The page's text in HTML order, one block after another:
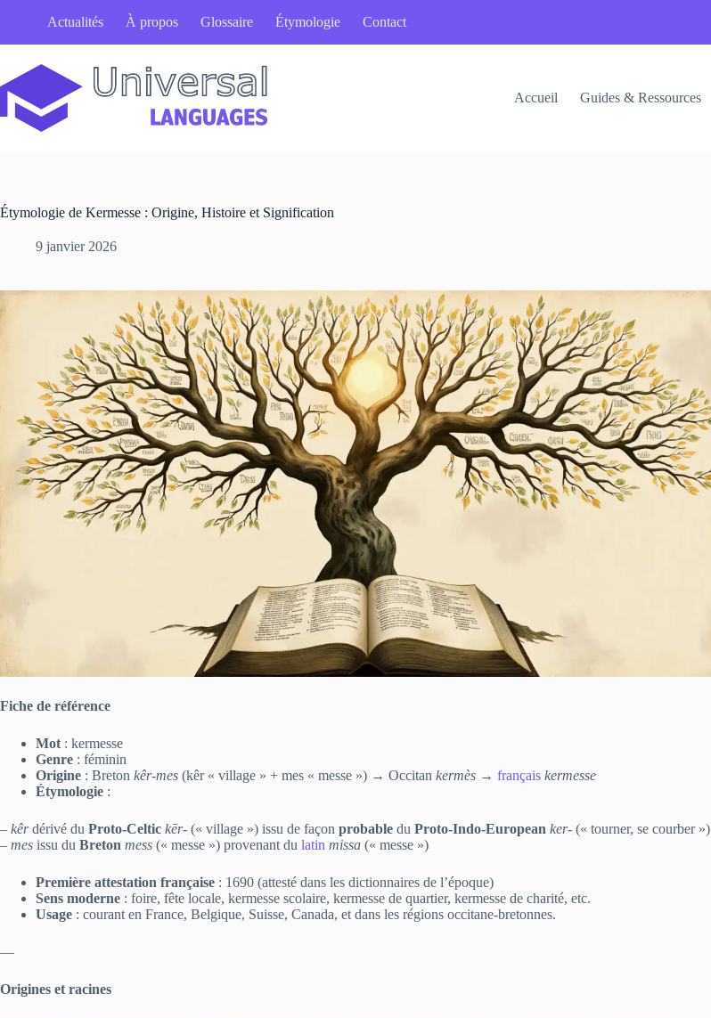
Actualités À propos Glossaire Étymologie Contact
Accueil Guides & Ressources
Étymologie de Kermesse : Origine, Histoire et Signification
9 janvier 2026
Fiche de référence
Mot : kermesse
Genre : féminin
Origine : Breton kêr‑mes (kêr « village » + mes « messe ») → Occitan kermès → français kermesse
Étymologie :
– kêrdérivé du Proto‑Celtic kēr‑ (« village ») issu de façon probable du Proto‑Indo‑European ker‑ (« tourner, se courber »)
– mes issu du Breton mess (« messe ») provenant du latin missa (« messe »)
Première attestation française : 1690 (attesté dans les dictionnaires de l’époque)
Sens moderne : foire, fête locale, kermesse scolaire, kermesse de quartier, kermesse de charité, etc.
Usage : courant en France, Belgique, Suisse, Canada, et dans les régions occitane‑bretonnes.
—
Origines et racines